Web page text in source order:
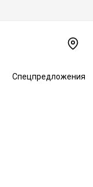
Спецпредложения